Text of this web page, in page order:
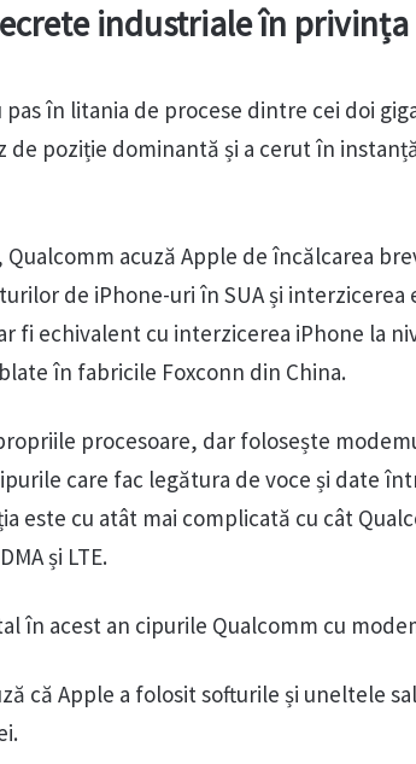
industriale în
pas în litania de procese dintre cei doi
de poziție dominantă și a cerut în
Qualcomm acuză Apple de încălcarea
de iPhone-uri în SUA și
fi echivalent cu interzicerea iPhone la
în fabricile Foxconn din China.
procesoare, dar folosește
care fac legătura de voce și date
este cu atât mai complicată cu cât
și LTE.
în acest an cipurile Qualcomm cu
că Apple a folosit softurile și uneltele